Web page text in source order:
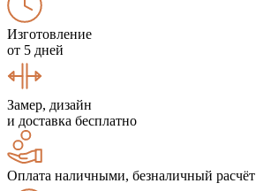
Изготовление
от 5 дней
Замер, дизайн
и доставка бесплатно
Оплата наличными, безналичный расчёт